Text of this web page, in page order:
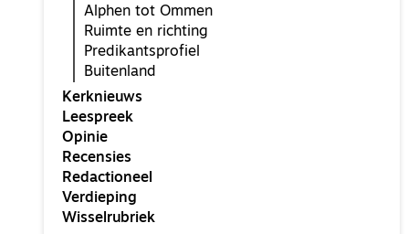
Alphen tot Ommen
Ruimte en richting
Predikantsprofiel
Buitenland
Kerknieuws
Leespreek
Opinie
Recensies
Redactioneel
Verdieping
Wisselrubriek